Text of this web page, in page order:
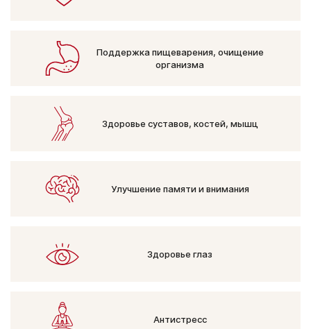
Поддержка пищеварения, очищение
организма
Здоровье суставов, костей, мышц
Улучшение памяти и внимания
Здоровье глаз
Антистресс